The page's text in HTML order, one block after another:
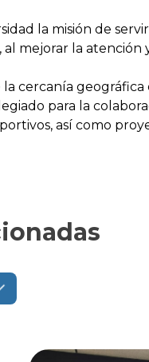
la misión de
mejorar la
cercanía
para la
así como